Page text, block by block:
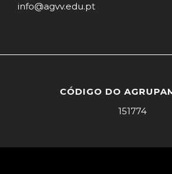
info@agvv.edu.pt
CÓDIGO DO
151774